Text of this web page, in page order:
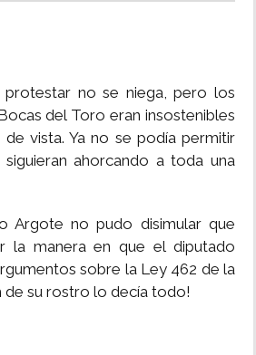
no se niega, pero los
del Toro eran insostenibles
vista. Ya no se podía permitir
ahorcando a toda una
Argote no pudo disimular que
la manera en que el diputado
sobre la Ley 462 de la
de su rostro lo decía todo!